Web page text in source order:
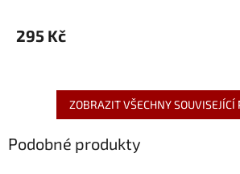
295 Kč
ZOBRAZIT VŠECHNY SOUVISEJÍCÍ
Podobné produkty